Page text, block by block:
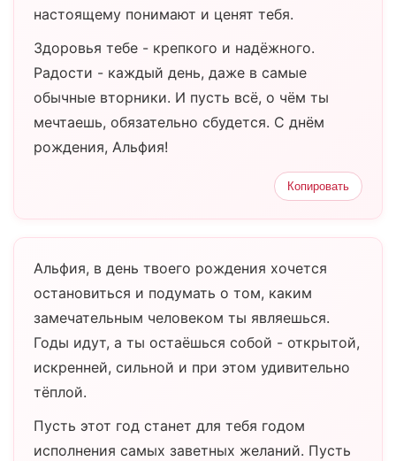
настоящему понимают и ценят тебя.
Здоровья тебе - крепкого и надёжного.
Радости - каждый день, даже в самые
обычные вторники. И пусть всё, о чём ты
мечтаешь, обязательно сбудется. С днём
рождения, Альфия!
Копировать
Альфия, в день твоего рождения хочется
остановиться и подумать о том, каким
замечательным человеком ты являешься.
Годы идут, а ты остаёшься собой - открытой,
искренней, сильной и при этом удивительно
тёплой.
Пусть этот год станет для тебя годом
исполнения самых заветных желаний. Пусть